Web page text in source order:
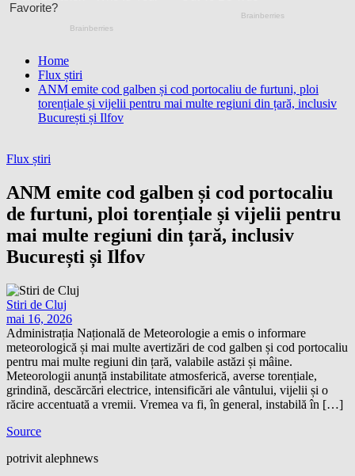
Home
Flux știri
ANM emite cod galben și cod portocaliu de furtuni, ploi
torențiale și vijelii pentru mai multe regiuni din țară, inclusiv
București și Ilfov
Flux știri
ANM emite cod galben și cod portocaliu
de furtuni, ploi torențiale și vijelii pentru
mai multe regiuni din țară, inclusiv
București și Ilfov
Stiri de Cluj
mai 16, 2026
Administrația Națională de Meteorologie a emis o informare
meteorologică și mai multe avertizări de cod galben și cod portocaliu
pentru mai multe regiuni din țară, valabile astăzi și mâine.
Meteorologii anunță instabilitate atmosferică, averse torențiale,
grindină, descărcări electrice, intensificări ale vântului, vijelii și o
răcire accentuată a vremii. Vremea va fi, în general, instabilă în […]
Source
potrivit alephnews